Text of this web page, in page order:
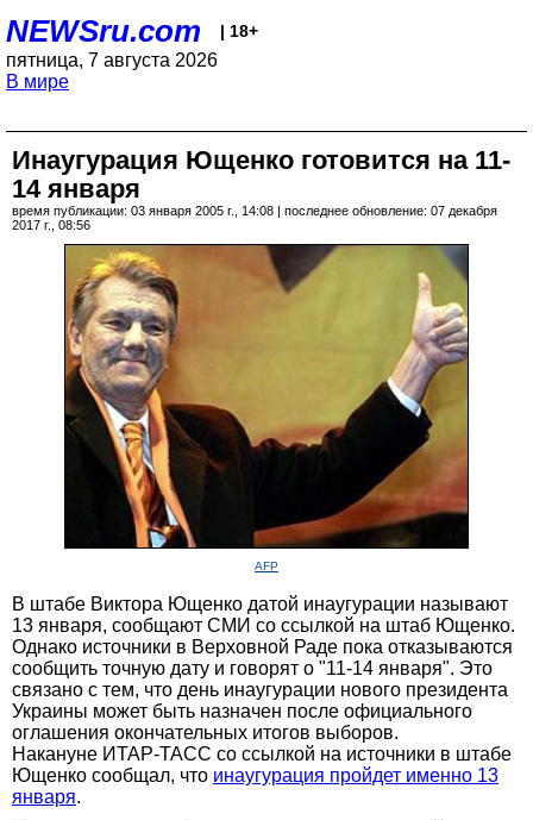
NEWSru.com | 18+
пятница, 7 августа 2026
В мире
Инаугурация Ющенко готовится на 11-
14 января
время публикации: 03 января 2005 г., 14:08 | последнее обновление: 07 декабря
2017 г., 08:56
AFP
В штабе Виктора Ющенко датой инаугурации называют
13 января, сообщают СМИ со ссылкой на штаб Ющенко.
Однако источники в Верховной Раде пока отказываются
сообщить точную дату и говорят о "11-14 января". Это
связано с тем, что день инаугурации нового президента
Украины может быть назначен после официального
оглашения окончательных итогов выборов.
Накануне ИТАР-ТАСС со ссылкой на источники в штабе
Ющенко сообщал, что инаугурация пройдет именно 13
января.